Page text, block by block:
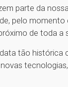
parte da
pelo
de toda a
tão